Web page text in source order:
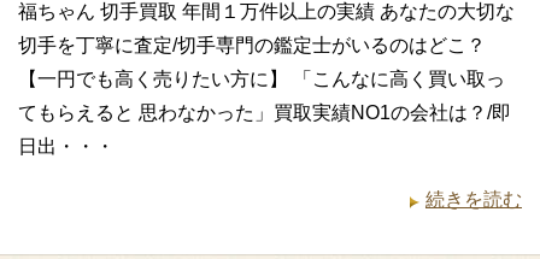
福ちゃん 切手買取 年間１万件以上の実績 あなたの大切な
切手を丁寧に査定/切手専門の鑑定士がいるのはどこ？
【一円でも高く売りたい方に】 「こんなに高く買い取っ
てもらえると 思わなかった」買取実績NO1の会社は？/即
日出・・・
続きを読む